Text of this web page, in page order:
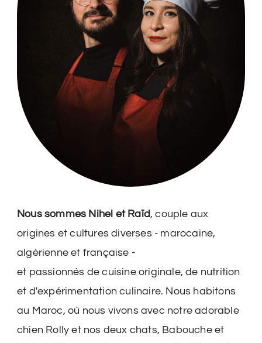
Nous sommes Nihel et Raïd, couple aux
origines et cultures diverses - marocaine,
algérienne et française -
et passionnés de cuisine originale, de nutrition
et d'expérimentation culinaire. Nous habitons
au Maroc, où nous vivons avec notre adorable
chien Rolly et nos deux chats, Babouche et